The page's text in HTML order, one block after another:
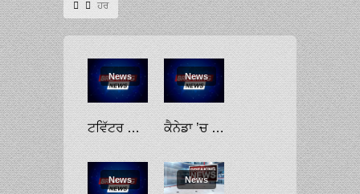
ਹਰ
News
ਟਵਿੱਟਰ ਦਾ ਬਲੂ ਟਿੱਕ ਯੂਜਰਜ਼ ਹਰ ਮਹੀਨੇ ਪਏਗਾ 8 ਅਮਰੀਕੀ ਡਾਲਰ ’ਚ
News
ਕੈਨੇਡਾ ’ਚ ਕਾਮਿਆਂ ਦੀ ਘਾਟ: 2025 ਤੱਕ ਹਰ ਸਾਲ 5 ਲੱਖ ਪਰਵਾਸੀਆਂ ਨੂੰ ਸੱਦਣ ਦਾ ਫ਼ੈਸਲਾ
News News